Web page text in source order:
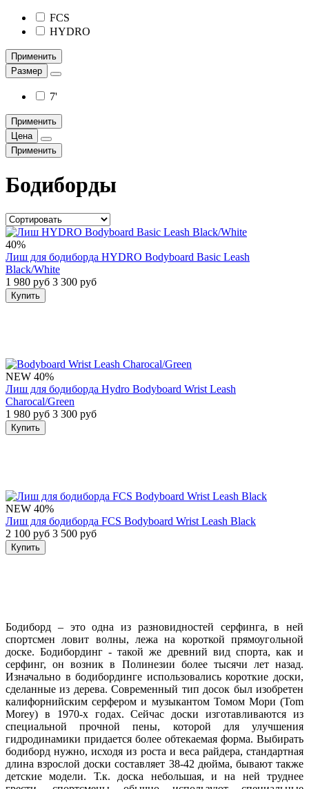
FCS
HYDRO
Применить
Размер
7'
Применить
Цена
Применить
Бодиборды
40%
Лиш для бодиборда HYDRO Bodyboard Basic Leash
Black/White
1 980 руб 3 300 руб
Купить
NEW 40%
Лиш для бодиборда Hydro Bodyboard Wrist Leash
Charocal/Green
1 980 руб 3 300 руб
Купить
NEW 40%
Лиш для бодиборда FCS Bodyboard Wrist Leash Black
2 100 руб 3 500 руб
Купить
Бодиборд – это одна из разновидностей серфинга, в ней
спортсмен ловит волны, лежа на короткой прямоугольной
доске. Бодибординг - такой же древний вид спорта, как и
серфинг, он возник в Полинезии более тысячи лет назад.
Изначально в бодибординге использовались короткие доски,
сделанные из дерева. Современный тип досок был изобретен
калифорнийским серфером и музыкантом Томом Мори (Tom
Morey) в 1970-х годах. Сейчас доски изготавливаются из
специальной прочной пены, которой для улучшения
гидродинамики придается более обтекаемая форма. Выбирать
бодиборд нужно, исходя из роста и веса райдера, стандартная
длина взрослой доски составляет 38-42 дюйма, бывают также
детские модели. Т.к. доска небольшая, и на ней труднее